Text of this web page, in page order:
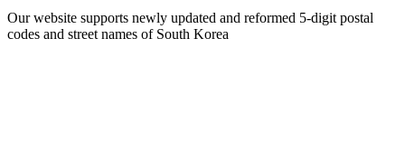
Our website supports newly updated and reformed 5-digit postal
codes and street names of South Korea